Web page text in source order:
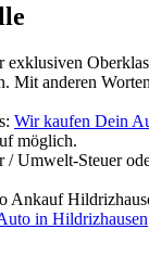
Mit anderen
Wir kaufen Dein
möglich.
Steuer
Ankauf
in Hildrizhausen